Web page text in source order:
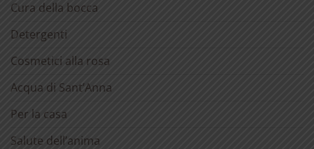
Cura della bocca
Detergenti
Cosmetici alla rosa
Acqua di Sant’Anna
Per la casa
Salute dell’anima